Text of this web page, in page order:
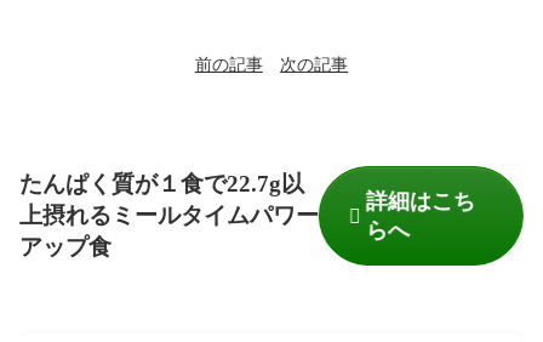
前の記事 次の記事
たんぱく質が１食で22.7g以
上摂れるミールタイムパワー
アップ食
詳細はこち
らへ